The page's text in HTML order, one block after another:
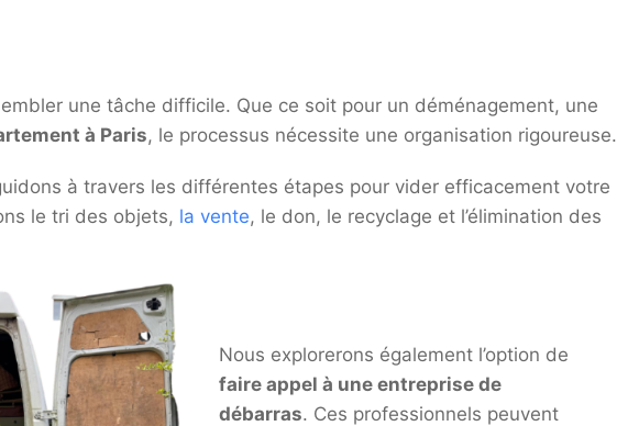
une tâche difficile. Que ce soit pour un déménagement, une
à Paris, le processus nécessite une organisation rigoureuse.
à travers les différentes étapes pour vider efficacement votre
le tri des objets, la vente, le don, le recyclage et l’élimination des
Nous explorerons également l’option de
faire appel à une entreprise de
débarras. Ces professionnels peuvent